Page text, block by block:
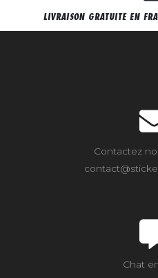
LIVRAISON GRATUITE EN
Contactez
Chat